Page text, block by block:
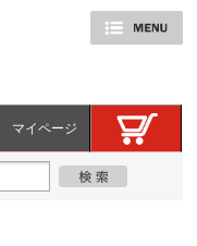
マイページ